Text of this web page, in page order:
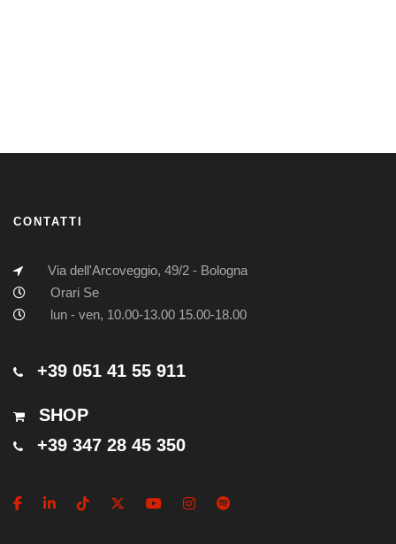
CONTATTI
Via dell'Arcoveggio, 49/2 - Bologna
Orari Se
lun - ven, 10.00-13.00 15.00-18.00
+39 051 41 55 911
SHOP
+39 347 28 45 350